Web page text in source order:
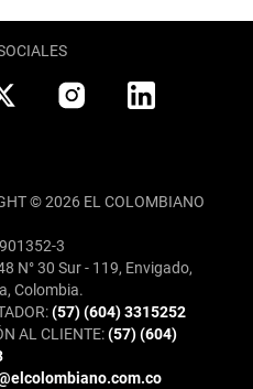
© 2026 EL COLOMBIANO
3
N° 30 Sur - 119, Envigado,
Colombia.
(57) (604) 3315252
AL CLIENTE:(57) (604)